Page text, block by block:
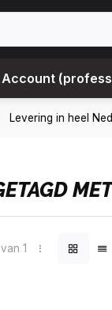
account
1